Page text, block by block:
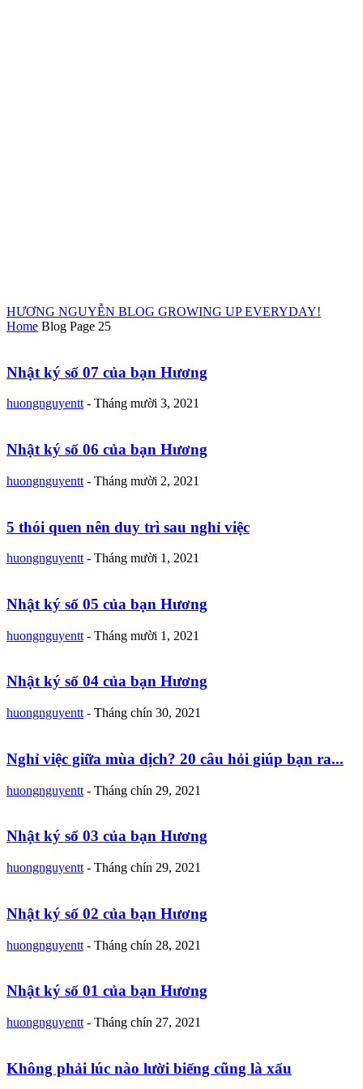
HƯƠNG NGUYỄN BLOG GROWING UP EVERYDAY!
Home Blog Page 25
Nhật ký số 07 của bạn Hương
huongnguyentt - Tháng mười 3, 2021
Nhật ký số 06 của bạn Hương
huongnguyentt - Tháng mười 2, 2021
5 thói quen nên duy trì sau nghỉ việc
huongnguyentt - Tháng mười 1, 2021
Nhật ký số 05 của bạn Hương
huongnguyentt - Tháng mười 1, 2021
Nhật ký số 04 của bạn Hương
huongnguyentt - Tháng chín 30, 2021
Nghỉ việc giữa mùa dịch? 20 câu hỏi giúp bạn ra...
huongnguyentt - Tháng chín 29, 2021
Nhật ký số 03 của bạn Hương
huongnguyentt - Tháng chín 29, 2021
Nhật ký số 02 của bạn Hương
huongnguyentt - Tháng chín 28, 2021
Nhật ký số 01 của bạn Hương
huongnguyentt - Tháng chín 27, 2021
Không phải lúc nào lười biếng cũng là xấu